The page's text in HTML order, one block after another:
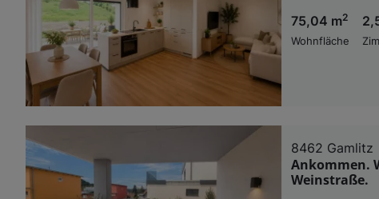
75,04 m2
Wohnfläche
8462 Gamlitz
Ankommen.
Weinstraße.